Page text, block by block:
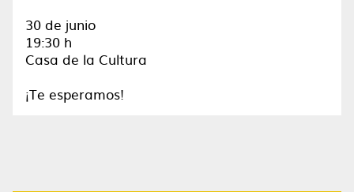
30 de junio
19:30 h
Casa de la Cultura
¡Te esperamos!